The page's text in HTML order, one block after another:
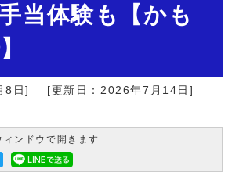
当体験も【かも
8日]
[更新日：2026年7月14日]
ンドウで開きます